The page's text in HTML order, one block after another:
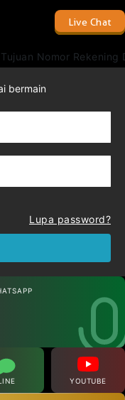
Live Chat
Nomor
bermain
Lupa password?
YOUTUBE